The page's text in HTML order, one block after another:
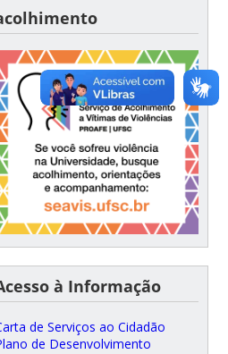
à Informação
de Serviços ao Cidadão
de Desenvolvimento